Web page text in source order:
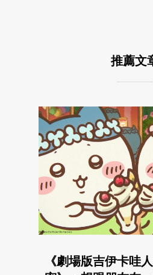
推薦文
《劇場版吉伊卡哇